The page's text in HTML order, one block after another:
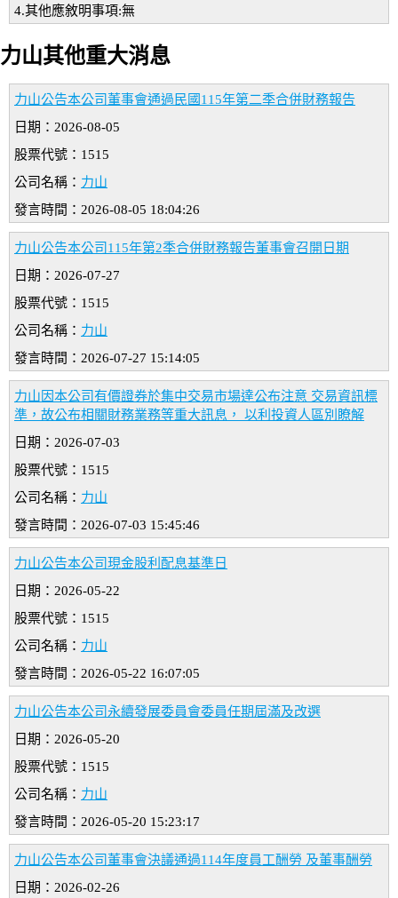
4.其他應敘明事項:無
力山其他重大消息
力山公告本公司董事會通過民國115年第二季合併財務報告
日期：2026-08-05
股票代號：1515
公司名稱： 力山
發言時間：2026-08-05 18:04:26
力山公告本公司115年第2季合併財務報告董事會召開日期
日期：2026-07-27
股票代號：1515
公司名稱： 力山
發言時間：2026-07-27 15:14:05
力山因本公司有價證券於集中交易市場達公布注意 交易資訊標
準，故公布相關財務業務等重大訊息， 以利投資人區別瞭解
日期：2026-07-03
股票代號：1515
公司名稱： 力山
發言時間：2026-07-03 15:45:46
力山公告本公司現金股利配息基準日
日期：2026-05-22
股票代號：1515
公司名稱： 力山
發言時間：2026-05-22 16:07:05
力山公告本公司永續發展委員會委員任期屆滿及改選
日期：2026-05-20
股票代號：1515
公司名稱： 力山
發言時間：2026-05-20 15:23:17
力山公告本公司董事會決議通過114年度員工酬勞 及董事酬勞
日期：2026-02-26